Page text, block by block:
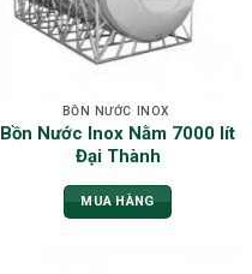
BỒN NƯỚC INOX
Bồn Nước Inox Nằm 7000 lít
Đại Thành
MUA HÀNG